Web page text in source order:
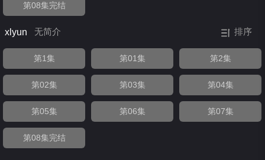
第08集完结
xlyun 无简介 排序
第1集 第01集 第2集
第02集 第03集 第04集
第05集 第06集 第07集
第08集完结